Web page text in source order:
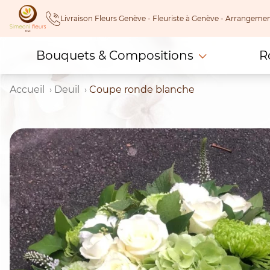
Skip
content
Livraison Fleurs Genève - Fleuriste à Genève -
Bouquets & Compositions
Accueil Deuil Coupe ronde blanche